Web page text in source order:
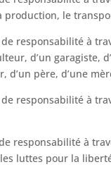
le
responsabilité à
d’un garagiste,
d’un père, d’une
responsabilité à
responsabilité à
luttes pour la